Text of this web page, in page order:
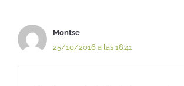
Montse
25/10/2016 a las 18:41